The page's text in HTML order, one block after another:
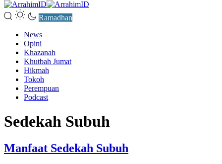
Ramadhan
News
Opini
Khazanah
Khutbah Jumat
Hikmah
Tokoh
Perempuan
Podcast
Sedekah Subuh
Manfaat Sedekah Subuh